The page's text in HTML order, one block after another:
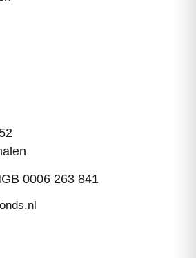
0006 263 841